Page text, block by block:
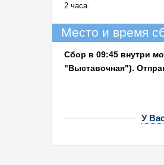
2 часа.
Место и время
Сбор в 09:45 внутри
"Выставочная").
У